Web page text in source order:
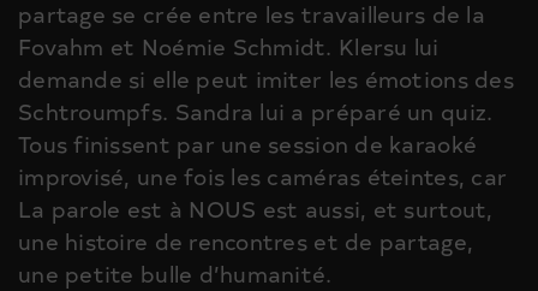
partage se crée entre les travailleurs de la
Fovahm et Noémie Schmidt. Klersu lui
demande si elle peut imiter les émotions des
Schtroumpfs. Sandra lui a préparé un quiz.
Tous finissent par une session de karaoké
improvisé, une fois les caméras éteintes, car
La parole est à NOUS est aussi, et surtout,
une histoire de rencontres et de partage,
une petite bulle d’humanité.